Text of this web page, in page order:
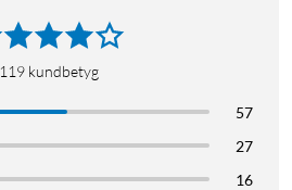
119 kundbetyg
57
27
16